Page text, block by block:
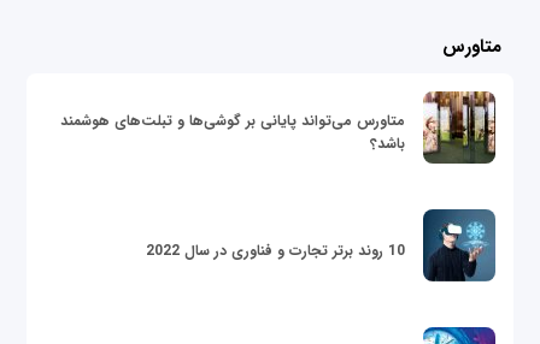
متاورس
متاورس می‌تواند پایانی بر گوشی‌ها و تبلت‌های هوشمند
باشد؟
10 روند برتر تجارت و فناوری در سال 2022